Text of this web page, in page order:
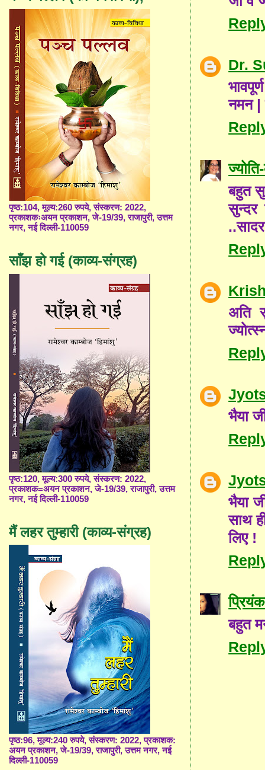
Dr.
नमन |
बहुत
सुन्दर
अति
भैया
भैया
साथ
लिए !
बहुत
पृष्ठ:104, मूल्य:260 रुपये, संस्करण: 2022,
प्रकाशकःअयन प्रकाशन, जे-19/39, राजापुरी, उत्तम
नगर, नई दिल्ली-110059
साँझ हो गई (काव्य-संग्रह)
पृष्ठ:120, मूल्य:300 रुपये, संस्करण: 2022,
प्रकाशक=अयन प्रकाशन, जे-19/39, राजापुरी, उत्तम
नगर, नई दिल्ली-110059
मैं लहर तुम्हारी (काव्य-संग्रह)
पृष्ठ:96, मूल्य:240 रुपये, संस्करण: 2022, प्रकाशक:
अयन प्रकाशन, जे-19/39, राजापुरी, उत्तम नगर, नई
दिल्ली-110059